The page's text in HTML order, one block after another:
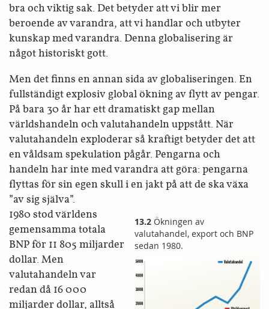
bra och viktig sak. Det betyder att vi blir mer
beroende av varandra, att vi handlar och utbyter
kunskap med varandra. Denna globalisering är
något historiskt gott.
Men det finns en annan sida av globaliseringen. En
fullständigt explosiv global ökning av flytt av pengar.
På bara 30 år har ett dramatiskt gap mellan
världshandeln och valutahandeln uppstått. När
valutahandeln exploderar så kraftigt betyder det att
en våldsam spekulation pågår. Pengarna och
handeln har inte med varandra att göra: pengarna
flyttas för sin egen skull i en jakt på att de ska växa
”av sig själva”.
13.2 Ökningen av
valutahandel, export och BNP
sedan 1980.
1980 stod världens
gemensamma totala
BNP för 11 805 miljarder
dollar. Men
valutahandeln var
redan då 16 000
miljarder dollar, alltså